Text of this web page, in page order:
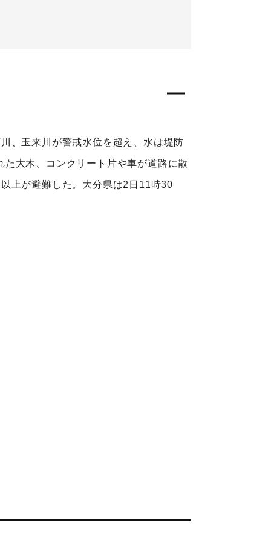
、玉来川が警戒水位を超え、水は堤防
大木、コンクリート片や車が道路に散
上が避難した。大分県は2日11時30